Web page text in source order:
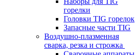
горелки
Головки TIG горелок
Запасные части TIG
Воздушно-плазменная
сварка, резка и строжка